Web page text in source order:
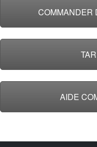
COMMANDER
AIDE